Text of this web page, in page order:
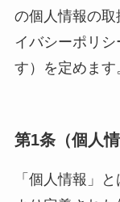
の個人情報の
イバシーポリ
す）を定めます
第1条（個人情
「個人情報」